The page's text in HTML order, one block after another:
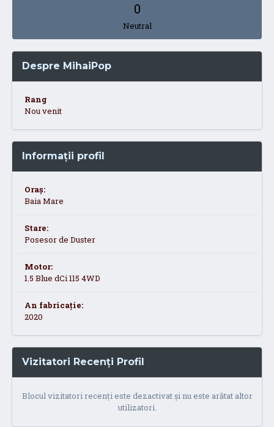
0
Neutral
Despre MihaiPop
Rang
Nou venit
Informații profil
Oraș:
Baia Mare
Stare:
Posesor de Duster
Motor:
1.5 Blue dCi 115 4WD
An fabricație:
2020
Vizitatori Recenți Profil
Blocul vizitatori recenți este dezactivat și nu este arătat altor
utilizatori.